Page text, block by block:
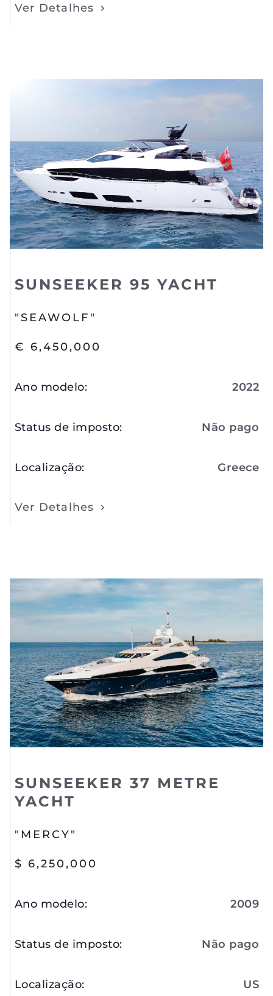
Ver Detalhes
SUNSEEKER 95 YACHT
"SEAWOLF"
€ 6,450,000
Ano modelo: 2022
Status de imposto: Não pago
Localização: Greece
Ver Detalhes
SUNSEEKER 37 METRE
YACHT
"MERCY"
$ 6,250,000
Ano modelo: 2009
Status de imposto: Não pago
Localização: US